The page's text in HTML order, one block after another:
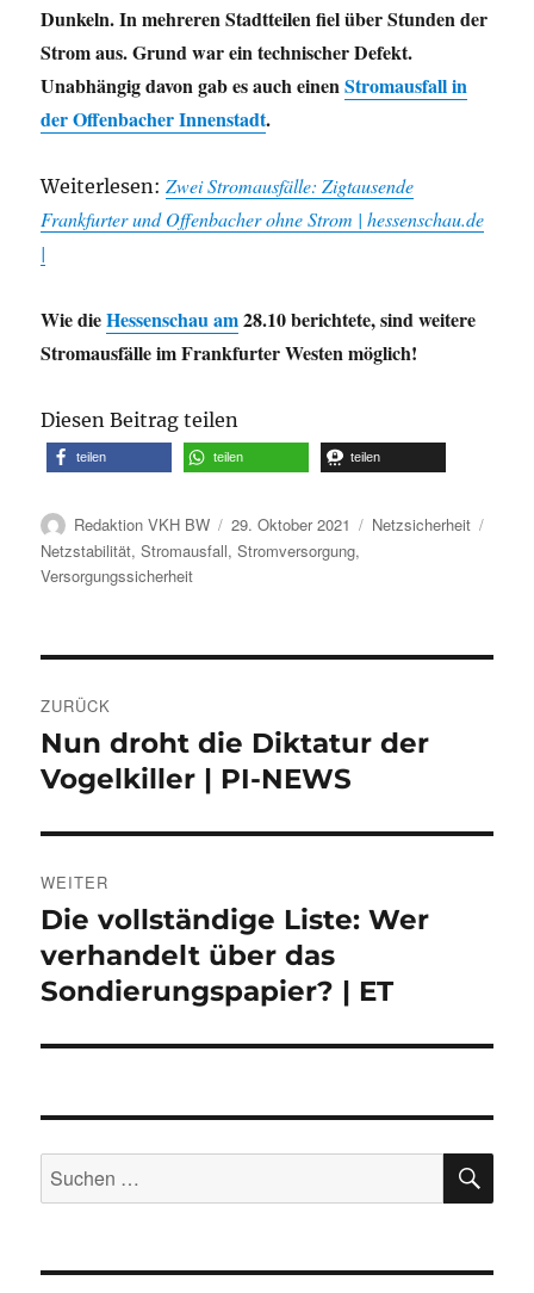
Dunkeln. In mehreren Stadtteilen fiel über Stunden der
Strom aus. Grund war ein technischer Defekt.
Unabhängig davon gab es auch einenStromausfall in
der Offenbacher Innenstadt.
Weiterlesen:Zwei Stromausfälle: Zigtausende
Frankfurter und Offenbacher ohne Strom | hessenschau.de
|
Wie dieHessenschau am28.10 berichtete, sind weitere
Stromausfälle im Frankfurter Westen möglich!
Diesen Beitrag teilen
teilen teilen teilen
Autor
Redaktion VKH BW
Veröffentlicht
am
29. Oktober 2021 Kategorien
Netzsicherheit
Netzstabilität,Stromausfall,Stromversorgung,
Versorgungssicherheit
ZURÜCK
Vorheriger
Beitrag:
Nun droht die Diktatur der
Vogelkiller | PI-NEWS
WEITER
Nächster
Beitrag:
Die vollständige Liste: Wer
verhandelt über das
Sondierungspapier? | ET
Suche
nach: